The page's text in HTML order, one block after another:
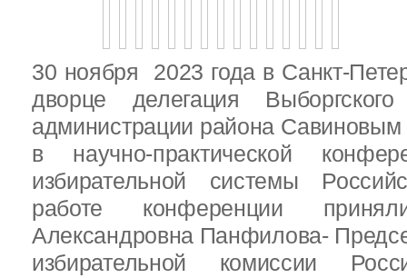
30 ноября 2023 года в Санкт-
дворце делегация
администрации района Савиновым
в научно-практической
избирательной системы
работе конференции
Александровна Панфилова-
избирательной комиссии